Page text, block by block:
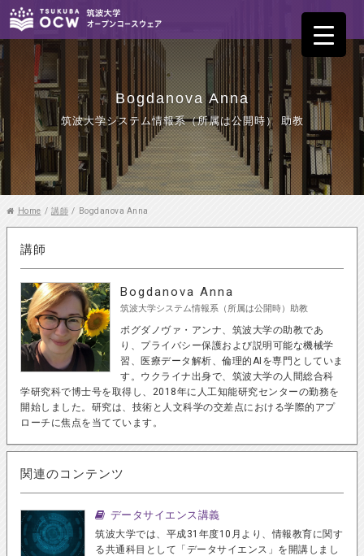
Bogdanova Anna
筑波大学システム情報系（所属は公開時） 助教
Home / 講師 / Bogdanova Anna
講師
Bogdanova Anna
筑波大学システム情報系（所属は公開時）助教
ボグダノヴァ・アンナ、筑波大学の助教であ
り、プライバシー保護および説明可能な機械学
習、医療データ解析、倫理的AIを専門としていま
す。ウクライナ出身で、筑波大学の人間総合科
学研究科で博士号を取得し、2018年に人工知能研究センターの勤務を
開始しました。研究は、技術と人文科学の交差点における学際的アプ
ローチに焦点を当てています。
関連のコンテンツ
データサイエンス講義
筑波大学では、平成31年度10月より、情報教育に関す
る共通科目として「データサイエンス」を開講しまし